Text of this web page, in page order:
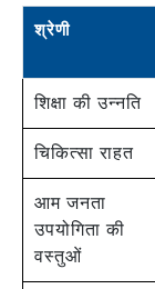
श्रेणी
शिक्षा की उन्नति
चिकित्सा राहत
आम जनता
उपयोगिता की
वस्तुओं